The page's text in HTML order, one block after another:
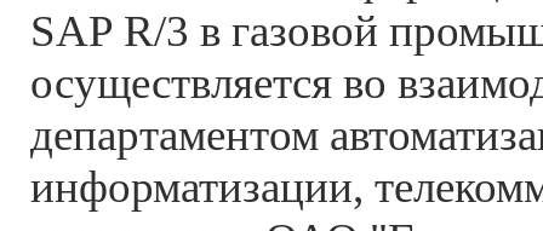
SAP R/3 в газовой
осуществляется во
департаментом
информатизации,